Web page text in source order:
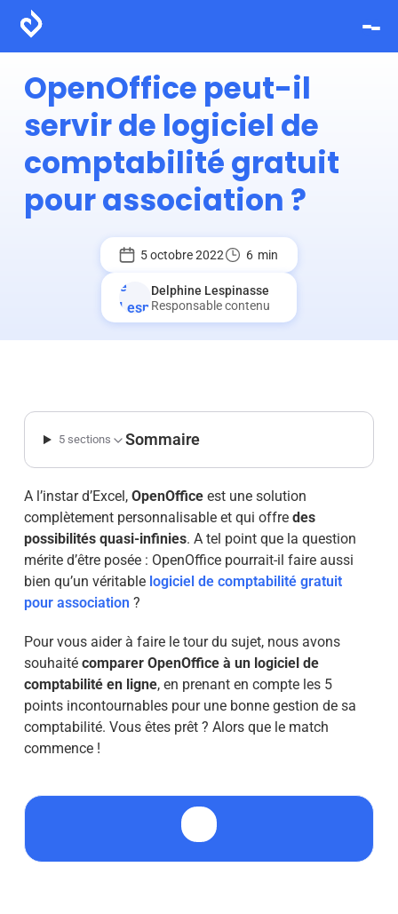
OpenOffice peut-il
servir de logiciel de
comptabilité gratuit
pour association ?
5 octobre 2022 6 min
Delphine Lespinasse
Responsable contenu
5 sections Sommaire
A l’instar d’Excel, OpenOfficeest une solution
complètement personnalisable et qui offre des
possibilités quasi-infinies. A tel point que la question
mérite d’être posée : OpenOffice pourrait-il faire aussi
bien qu’un véritable logiciel de comptabilité gratuit
pour association ?
Pour vous aider à faire le tour du sujet, nous avons
souhaité comparer OpenOffice à un logiciel de
comptabilité en ligne, en prenant en compte les 5
points incontournables pour une bonne gestion de sa
comptabilité. Vous êtes prêt ? Alors que le match
commence !